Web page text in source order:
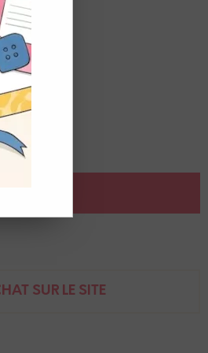
SUR LE SITE